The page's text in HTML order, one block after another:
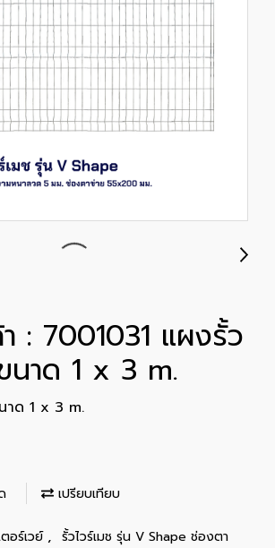
: 7001031 แผงรั้ว
นาด 1 x 3 m.
าด 1 x 3 m.
เปรียบเทียบ
อร์เวย์ , รั้วไวร์เมช รุ่น V Shape ช่องตา